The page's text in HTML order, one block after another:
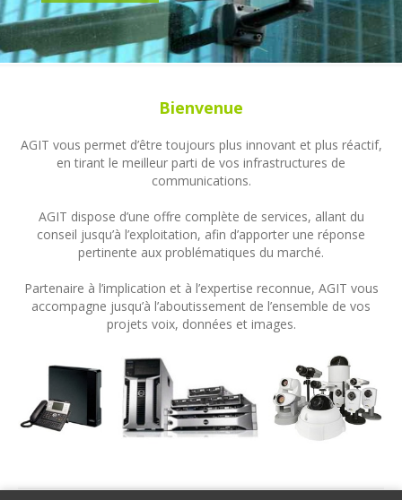
Bienvenue
AGIT vous permet d’être toujours plus innovant et plus réactif,
en tirant le meilleur parti de vos infrastructures de
communications.
AGIT dispose d’une offre complète de services, allant du
conseil jusqu’à l’exploitation, afin d’apporter une réponse
pertinente aux problématiques du marché.
Partenaire à l’implication et à l’expertise reconnue, AGIT vous
accompagne jusqu’à l’aboutissement de l’ensemble de vos
projets voix, données et images.